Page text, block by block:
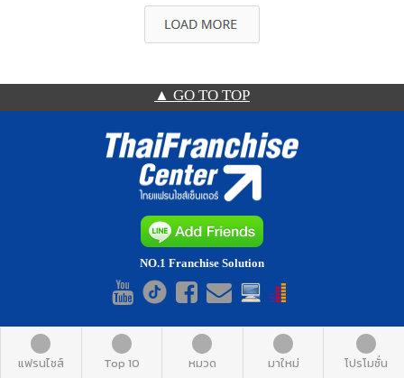
▲ GO TO TOP
NO.1 Franchise Solution
แฟรนไชส์ Top 10 หมวด มาใหม่ โปรโมชั่น